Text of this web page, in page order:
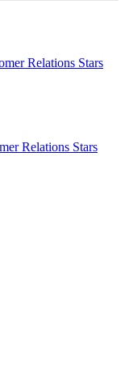
Relations Stars
Relations Stars